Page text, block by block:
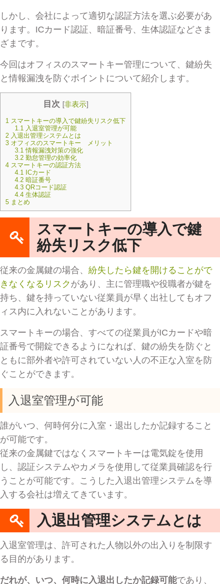
しかし、会社によって適切な認証方法を選ぶ必要があ
ります。ICカード認証、暗証番号、生体認証などさま
ざまです。
今回はオフィスのスマートキー管理について、鍵紛失
と情報漏洩を防ぐポイントについて紹介します。
目次 [非表示]
1 スマートキーの導入で鍵紛失リスク低下
1.1 入退室管理が可能
2 入退出管理システムとは
3 オフィスのスマートキー メリット
3.1 情報漏洩対策の強化
3.2 勤怠管理の効率化
4 スマートキーの認証方法
4.1 ICカード
4.2 暗証番号
4.3 QRコード認証
4.4 生体認証
5 まとめ
スマートキーの導入で鍵
紛失リスク低下
従来の金属鍵の場合、 紛失したら鍵を開けることがで
きなくなるリスク があり、主に管理職や役職者が鍵を
持ち、鍵を持っていない従業員が早く出社してもオフ
ィス内に入れないことがあります。
スマートキーの場合、すべての従業員がICカードや暗
証番号で開錠できるようになれば、鍵の紛失を防ぐと
ともに部外者や許可されていない人の不正な入室を防
ぐことができます。
入退室管理が可能
誰がいつ、何時何分に入室・退出したか記録すること
が可能です。
従来の金属鍵ではなくスマートキーは電気錠を使用
し、認証システムやカメラを使用して従業員確認を行
うことが可能です。こうした入退出管理システムを導
入する会社は増えてきています。
入退出管理システムとは
入退室管理は、許可された人物以外の出入りを制限す
る目的があります。
だれが、いつ、何時に入退出したか記録可能であり、